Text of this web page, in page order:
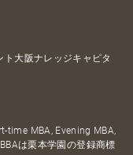
大阪ナレッジキャピタ
time MBA, Evening MBA,
は栗本学園の登録商標